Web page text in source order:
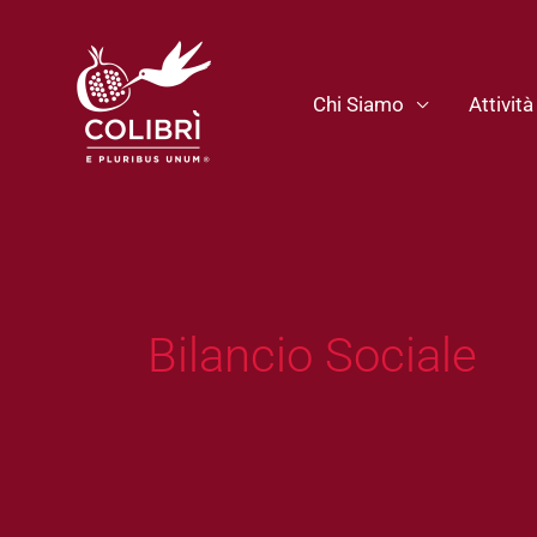
contenuto
Chi Siamo
Attività
Bilancio Sociale